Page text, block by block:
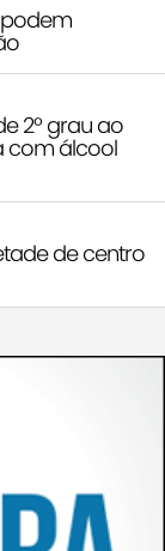
2º grau ao
com álcool
de centro